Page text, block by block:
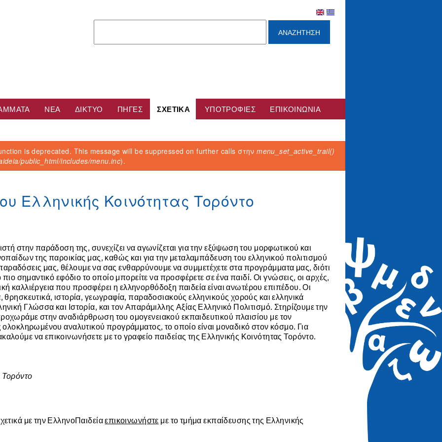
ΝΈΑ ΔΙΚΤΥΟ ΠΗΓΕΣ ΣΧΕΤΙΚΆ ΥΠΟΤΡΟΦΊΕΣ ΕΠΙΚΟΙΝΩΝΊΑ
is deprecated. This message will be suppressed on further calls στηνmenu_set_active_trail()
public_html/includes/menu.inc).
Ελληνικής Κοινότητας Τορόντο
στην παράδοση της, συνεχίζει να αγωνίζεται για την εξύψωση του μορφωτικού και
της παροικίας μας, καθώς και για την μεταλαμπάδευση του ελληνικού πολιτισμού
παραδόσεις μας, θέλουμε να σας ενθαρρύνουμε να συμμετέχετε στα προγράμματα μας, διότι
πιο σημαντικό εφόδιο το οποίο μπορείτε να προσφέρετε σε ένα παιδί. Οι γνώσεις, οι αρχές,
καλλιέργεια που προσφέρει η ελληνορθόδοξη παιδεία είναι ανωτέρου επιπέδου. Οι
ιστορία, γεωγραφία, παραδοσιακούς ελληνικούς χορούς και ελληνικά
Γλώσσα και Ιστορία, και τον Απαράμιλλης Αξίας Ελληνικό Πολιτισμό. Στηρίζουμε την
στην αναδιάρθρωση του ομογενειακού εκπαιδευτικού πλαισίου με τον
αναλυτικού προγράμματος, το οποίο είναι μοναδικό στον κόσμο. Για
να επικοινωνήσετε με το γραφείο παιδείας της Ελληνικής Κοινότητας Τορόντο.
με την ΕλληνοΠαιδείαεπικοινωνήστε με το τμήμα εκπαίδευσης της Ελληνικής